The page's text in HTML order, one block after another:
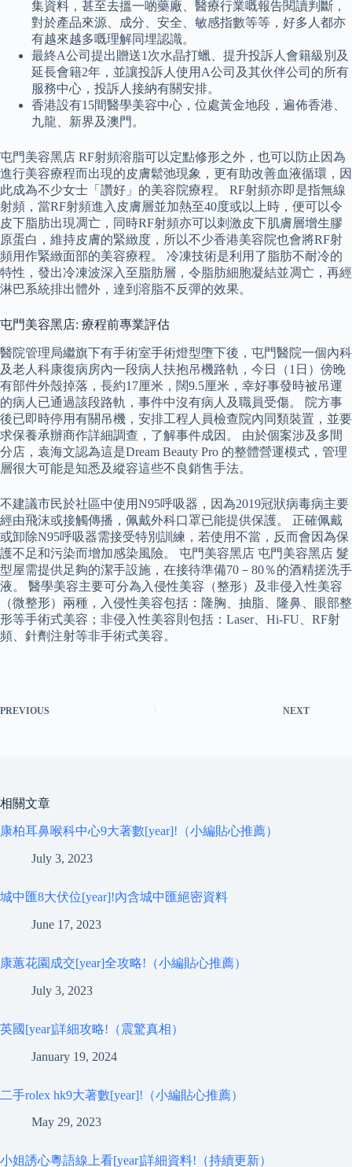
集資料，甚至去搵一啲藥廠、醫療行業嘅報告閱讀判斷，
對於產品來源、成分、安全、敏感指數等等，好多人都亦
有越來越多嘅理解同埋認識。
最終A公司提出贈送1次水晶打蠟、提升投訴人會籍級別及
延長會籍2年，並讓投訴人使用A公司及其伙伴公司的所有
服務中心，投訴人接納有關安排。
香港設有15間醫學美容中心，位處黃金地段，遍佈香港、
九龍、新界及澳門。
屯門美容黑店 RF射頻溶脂可以定點修形之外，也可以防止因為
進行美容療程而出現的皮膚鬆弛現象，更有助改善血液循環，因
此成為不少女士「讚好」的美容院療程。 RF射頻亦即是指無線
射頻，當RF射頻進入皮膚層並加熱至40度或以上時，便可以令
皮下脂肪出現凋亡，同時RF射頻亦可以刺激皮下肌膚層增生膠
原蛋白，維持皮膚的緊緻度，所以不少香港美容院也會將RF射
頻用作緊緻面部的美容療程。 冷凍技術是利用了脂肪不耐冷的
特性，發出冷凍波深入至脂肪層，令脂肪細胞凝結並凋亡，再經
淋巴系統排出體外，達到溶脂不反彈的效果。
屯門美容黑店: 療程前專業評估
醫院管理局繼旗下有手術室手術燈型墮下後，屯門醫院一個內科
及老人科康復病房內一段病人扶抱吊機路軌，今日（1日）傍晚
有部件外殼掉落，長約17厘米，闊9.5厘米，幸好事發時被吊運
的病人已通過該段路軌，事件中沒有病人及職員受傷。 院方事
後已即時停用有關吊機，安排工程人員檢查院內同類裝置，並要
求保養承辦商作詳細調查，了解事件成因。 由於個案涉及多間
分店，袁海文認為這是Dream Beauty Pro 的整體營運模式，管理
層很大可能是知悉及縱容這些不良銷售手法。
不建議市民於社區中使用N95呼吸器，因為2019冠狀病毒病主要
經由飛沫或接觸傳播，佩戴外科口罩已能提供保護。 正確佩戴
或卸除N95呼吸器需接受特別訓練，若使用不當，反而會因為保
護不足和污染而增加感染風險。 屯門美容黑店 屯門美容黑店 髮
型屋需提供足夠的潔手設施，在接待準備70－80％的酒精搓洗手
液。 醫學美容主要可分為入侵性美容（整形）及非侵入性美容
（微整形）兩種，入侵性美容包括：隆胸、抽脂、隆鼻、眼部整
形等手術式美容；非侵入性美容則包括：Laser、Hi-FU、RF射
頻、針劑注射等非手術式美容。
PREVIOUS NEXT
相關文章
康柏耳鼻喉科中心9大著數[year]!（小編貼心推薦）
July 3, 2023
城中匯8大伏位[year]!內含城中匯絕密資料
June 17, 2023
康蕙花園成交[year]全攻略!（小編貼心推薦）
July 3, 2023
英國[year]詳細攻略!（震驚真相）
January 19, 2024
二手rolex hk9大著數[year]!（小編貼心推薦）
May 29, 2023
小姐誘心粵語線上看[year]詳細資料!（持續更新）